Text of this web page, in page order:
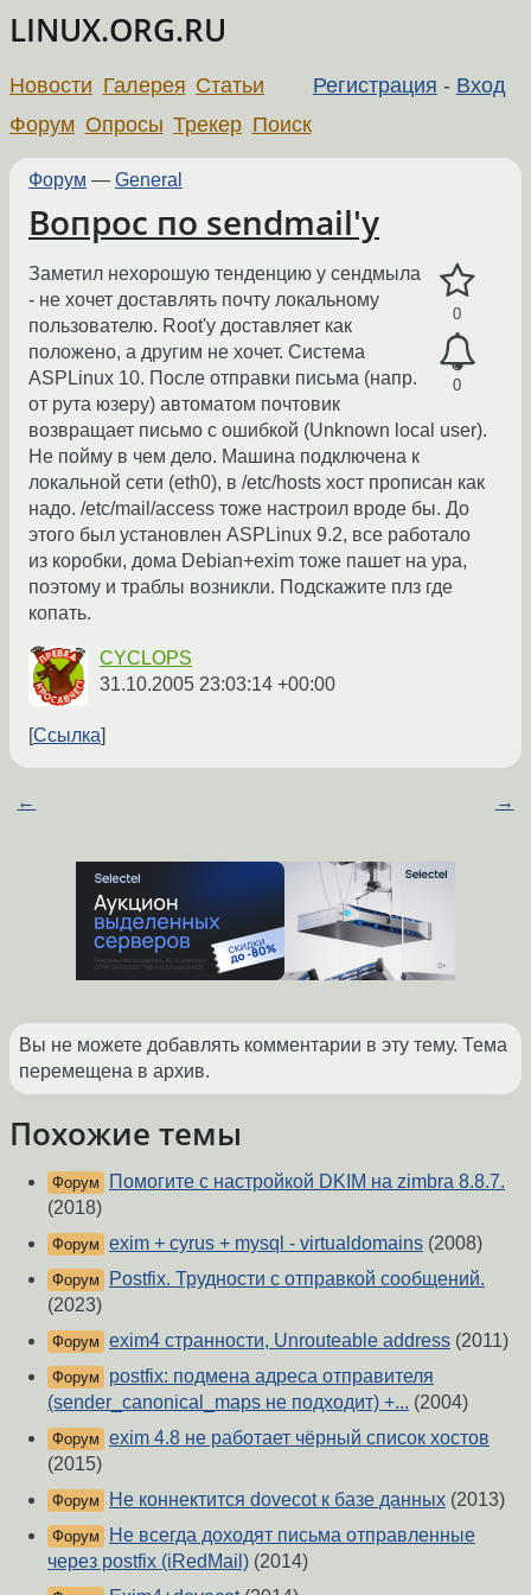
LINUX.ORG.RU
Регистрация - Вход
Новости Галерея Статьи
Форум Опросы Трекер Поиск
Форум — General
Вопрос по sendmail'y
0
0
Заметил нехорошую тенденцию у сендмыла
- не хочет доставлять почту локальному
пользователю. Root'у доставляет как
положено, а другим не хочет. Система
ASPLinux 10. После отправки письма (напр.
от рута юзеру) автоматом почтовик
возвращает письмо с ошибкой (Unknown local user).
Не пойму в чем дело. Машина подключена к
локальной сети (eth0), в /etc/hosts хост прописан как
надо. /etc/mail/access тоже настроил вроде бы. До
этого был установлен ASPLinux 9.2, все работало
из коробки, дома Debian+exim тоже пашет на ура,
поэтому и траблы возникли. Подскажите плз где
копать.
CYCLOPS
31.10.2005 23:03:14 +00:00
Ссылка
← →
Вы не можете добавлять комментарии в эту тему. Тема
перемещена в архив.
Похожие темы
Форум
Помогите с настройкой DKIM на zimbra 8.8.7.
(2018)
Форум exim + cyrus + mysql - virtualdomains (2008)
Форум
Postfix. Трудности с отправкой сообщений.
(2023)
Форум exim4 странности, Unrouteable address (2011)
Форум
postfix: подмена адреса отправителя
(sender_canonical_maps не подходит) +... (2004)
Форум exim 4.8 не работает чёрный список хостов
(2015)
Форум Не коннектится dovecot к базе данных (2013)
Форум
Не всегда доходят письма отправленные
через postfix (iRedMail) (2014)